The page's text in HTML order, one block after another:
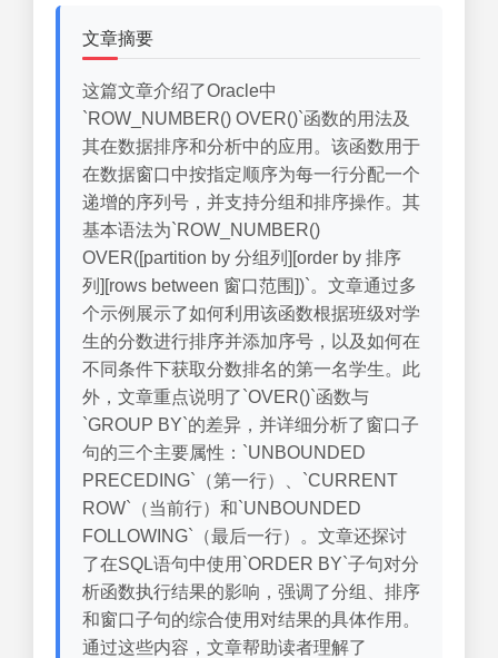
文章摘要
这篇文章介绍了Oracle中
`ROW_NUMBER() OVER()`函数的用法及
其在数据排序和分析中的应用。该函数用于
在数据窗口中按指定顺序为每一行分配一个
递增的序列号，并支持分组和排序操作。其
基本语法为`ROW_NUMBER()
OVER([partition by 分组列][order by 排序
列][rows between 窗口范围])`。文章通过多
个示例展示了如何利用该函数根据班级对学
生的分数进行排序并添加序号，以及如何在
不同条件下获取分数排名的第一名学生。此
外，文章重点说明了`OVER()`函数与
`GROUP BY`的差异，并详细分析了窗口子
句的三个主要属性：`UNBOUNDED
PRECEDING`（第一行）、`CURRENT
ROW`（当前行）和`UNBOUNDED
FOLLOWING`（最后一行）。文章还探讨
了在SQL语句中使用`ORDER BY`子句对分
析函数执行结果的影响，强调了分组、排序
和窗口子句的综合使用对结果的具体作用。
通过这些内容，文章帮助读者理解了